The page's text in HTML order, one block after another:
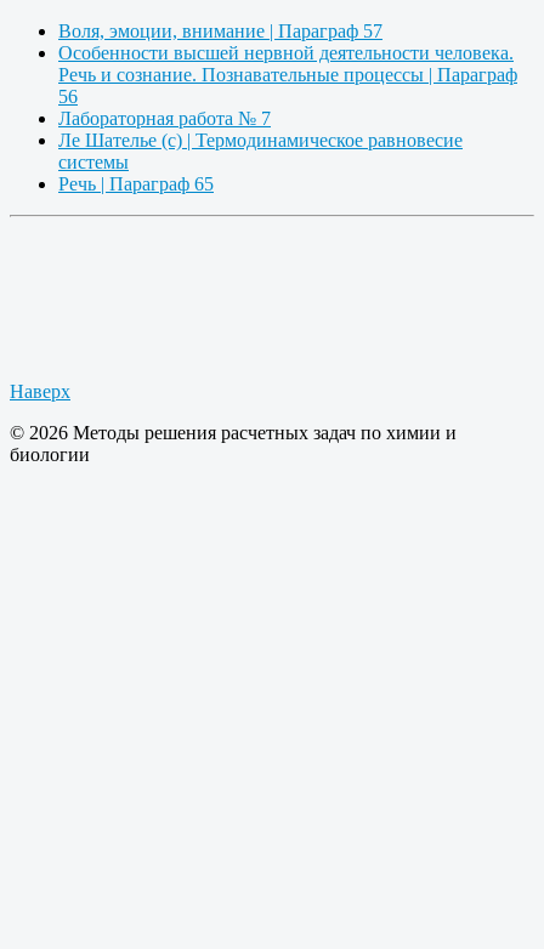
Воля, эмоции, внимание | Параграф 57
Особенности высшей нервной деятельности человека.
Речь и сознание. Познавательные процессы | Параграф
56
Лабораторная работа № 7
Ле Шателье (с) | Термодинамическое равновесие
системы
Речь | Параграф 65
Наверх
© 2026 Методы решения расчетных задач по химии и
биологии